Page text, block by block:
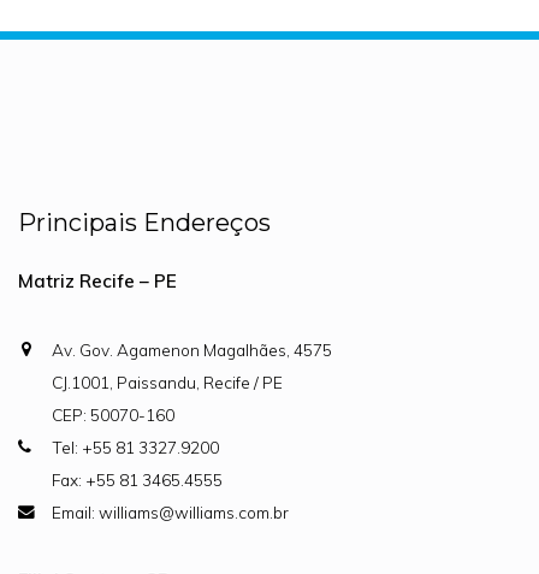
Principais Endereços
Matriz Recife – PE
Av. Gov. Agamenon Magalhães, 4575
CJ.1001, Paissandu, Recife / PE
CEP: 50070-160
Tel: +55 81 3327.9200
Fax: +55 81 3465.4555
Email: williams@williams.com.br